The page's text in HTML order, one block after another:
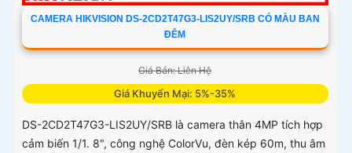
CAMERA HIKVISION DS-2CD2T47G3-LIS2UY/SRB CÓ MÀU BAN
ĐÊM
Giá Bán: Liên Hệ
Giá Khuyến Mại: 5%-35%
DS-2CD2T47G3-LIS2UY/SRB là camera thân 4MP tích hợp
cảm biến 1/1. 8", công nghệ ColorVu, đèn kép 60m, thu âm